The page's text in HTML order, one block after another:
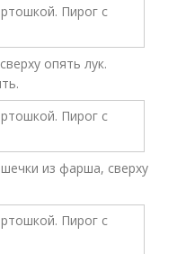
опять лук.
из фарша, сверху